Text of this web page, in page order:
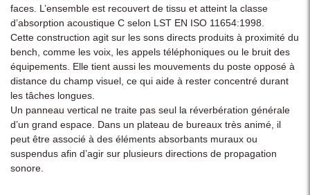
faces. L’ensemble est recouvert de tissu et atteint la classe
d’absorption acoustique C selon LST EN ISO 11654:1998.
Cette construction agit sur les sons directs produits à proximité du
bench, comme les voix, les appels téléphoniques ou le bruit des
équipements. Elle tient aussi les mouvements du poste opposé à
distance du champ visuel, ce qui aide à rester concentré durant
les tâches longues.
Un panneau vertical ne traite pas seul la réverbération générale
d’un grand espace. Dans un plateau de bureaux très animé, il
peut être associé à des éléments absorbants muraux ou
suspendus afin d’agir sur plusieurs directions de propagation
sonore.